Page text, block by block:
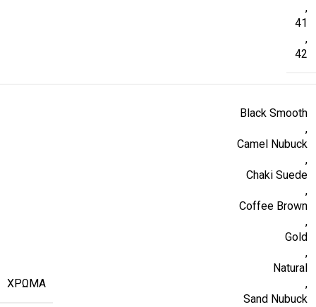
,
41
,
42
ΧΡΏΜΑ
Black Smooth
,
Camel Nubuck
,
Chaki Suede
,
Coffee Brown
,
Gold
,
Natural
,
Sand Nubuck